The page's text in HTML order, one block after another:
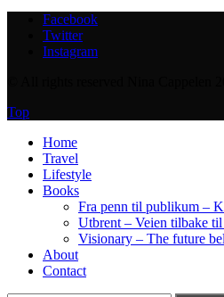
Facebook
Twitter
Instagram
Top
Home
Travel
Lifestyle
Books
Fra penn til publikum –
Utbrent – Veien tilbake
Visionary – The future
About
Contact